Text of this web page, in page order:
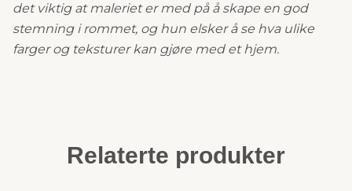
det viktig at maleriet er med på å skape en god
stemning i rommet, og hun elsker å se hva ulike
farger og teksturer kan gjøre med et hjem.
Relaterte produkter